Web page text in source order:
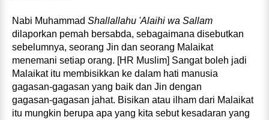
Nabi Muhammad Shallallahu 'Alaihi wa Sallam
dilaporkan pemah bersabda, sebagaimana disebutkan
sebelumnya, seorang Jin dan seorang Malaikat
menemani setiap orang. [HR Muslim] Sangat boleh jadi
Malaikat itu membisikkan ke dalam hati manusia
gagasan‑gagasan yang baik dan Jin dengan
gagasan‑gagasan jahat. Bisikan atau ilham dari Malaikat
itu mungkin beru­pa apa yang kita sebut kesadaran yang